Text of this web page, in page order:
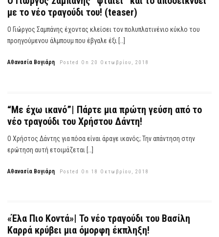
με το νέο τραγούδι του! (teaser)
Ο Γιώργος Σαμπάνης έχοντας κλείσει τον πολυπλατινένιο κύκλο του
προηγούμενου άλμπουμ που έβγαλε έξι […]
Αθανασία Βογιάρη Posted On 20 Οκτωβρίου, 2018
“Με έχω ικανό”| Πάρτε μια πρώτη γεύση από το
νέο τραγούδι του Χρήστου Δάντη!
Ο Χρήστος Δάντης για πόσα είναι άραγε ικανός; Την απάντηση στην
ερώτηση αυτή ετοιμάζεται […]
Αθανασία Βογιάρη Posted On 18 Οκτωβρίου, 2018
«Έλα Πιο Κοντά»| Το νέο τραγούδι του Βασίλη
Καρρά κρύβει μια όμορφη έκπληξη!